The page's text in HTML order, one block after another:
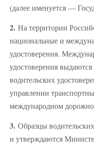
(далее именуется —
2. На территории
национальные и
удостоверения.
удостоверения
водительских
управлении
международном
3. Образцы
и утверждаются